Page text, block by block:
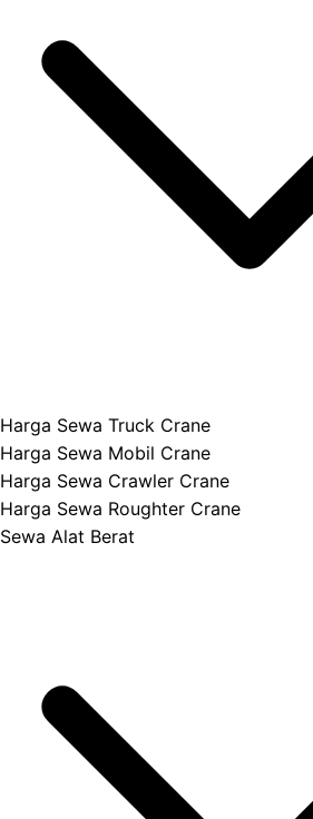
Harga Sewa Truck Crane
Harga Sewa Mobil Crane
Harga Sewa Crawler Crane
Harga Sewa Roughter Crane
Sewa Alat Berat